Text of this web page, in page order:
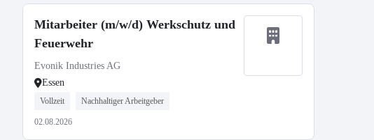
Mitarbeiter (m/w/d) Werkschutz und
Feuerwehr
Evonik Industries AG
Essen
Vollzeit Nachhaltiger Arbeitgeber
02.08.2026